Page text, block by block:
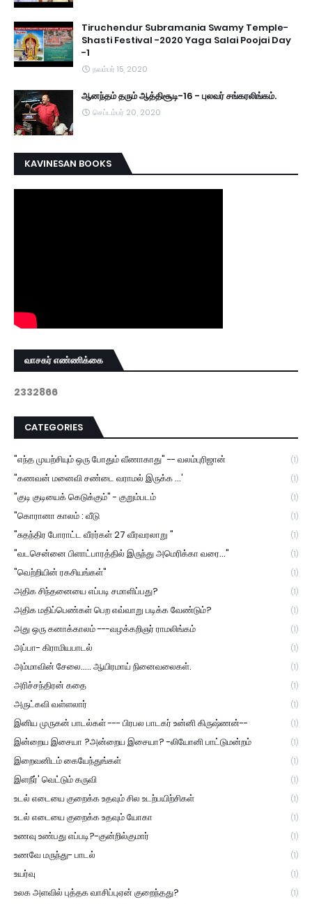
Tiruchendur Subramania Swamy Temple-
Shasti Festival -2020 Yaga Salai Poojai Day
-1
நவம்பர் 15, 2020
ஆனந்தம் தரும் ஆத்திசூடி-16 - புலவர் சங்கரலிங்கம்.
செப்டம்பர் 20, 2020
KAVINESAN BOOKS
வாசகர் எண்ணிக்கை
2332866
CATEGORIES
"எந்த முயற்சியும் ஒரு போதும் வீணாகாது" -- வலம்புரிஜான் (1)
"கணவன் மனைவி சண்டை வராமல் இருக்க ...' (1)
"குடி குடியைக் கெடுக்கும்" - குறும்படம் (1)
"கொரானா காலம் : வீடு (1)
"சுதந்திர போராட்ட வீரர்கள் 27 வீரவரலாறு " (1)
"வடசென்னை பிளாட்பாரத்தில் இருந்து அமெரிக்கா வரை..." (1)
"வெற்றியின் ரகசியங்கள்" (1)
அதிக சிந்தனையை எப்படி சமாளிப்பது? (1)
அதிக மதிப்பெண்கள் பெற எவ்வாறு படிக்க வேண்டும்? (1)
அது ஒரு கனாக்காலம் ---வழக்கறிஞர் ராமலிங்கம் (1)
அப்பா- கிராமியபாடல் (1)
அம்மாவின் சேலை..... ஆயிரமாய் நினைவலைகள். (1)
அரிச்சந்திரன் கதை (1)
அருட்கவி வள்ளலார் (1)
இனிய முருகன் பாடல்கள் --- பிரபல பாடகர் உன்னி கிருஷ்ணன்-- (1)
இன்றைய இசையா ?அன்றைய இசையா? -லியோனி பாட்டுமன்றம் (1)
இறைவனிடம் கையேந்துங்கள் (1)
இளநீர்' வெட்டும் கருவி (1)
உடல் எடையை குறைக்க உதவும் சில உடற்பயிற்சிகள் (1)
உடல் எடையை குறைக்க உதவும் யோகா (1)
உணவு உண்பது எப்படி?-குன்றில்குமார் (1)
உணவே மருந்து- பாடல் (1)
உயர்வு (1)
உலக அளவில் புத்தக வாசிப்புஏன் குறைந்தது? (1)